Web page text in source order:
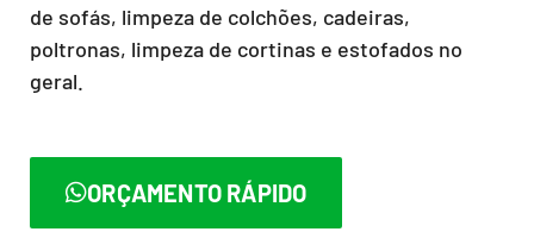
de sofás, limpeza de colchões, cadeiras,
poltronas, limpeza de cortinas e estofados no
geral.
ORÇAMENTO RÁPIDO